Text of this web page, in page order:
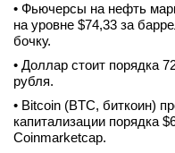
• Фьючерсы на нефть
на уровне $74,33 за
бочку.
• Доллар стоит порядка
рубля.
• Bitcoin (BTC, биткоин)
капитализации порядка
Coinmarketcap.